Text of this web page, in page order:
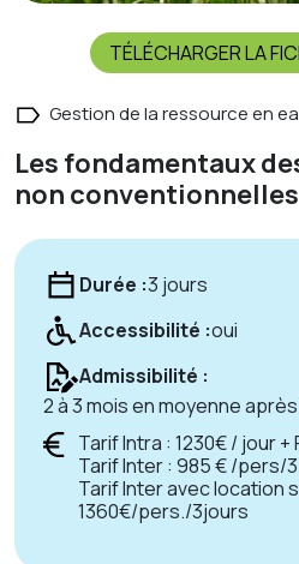
TÉLÉCHARGER LA
Gestion de la ressource en
Les fondamentaux
non conventionnelles
Durée :3 jours
Accessibilité :oui
Admissibilité :
2 à 3 mois en moyenne
Tarif Intra : 1230€ / jour
Tarif Inter : 985 € /pers/
Tarif Inter avec location
1360€/pers./3jours